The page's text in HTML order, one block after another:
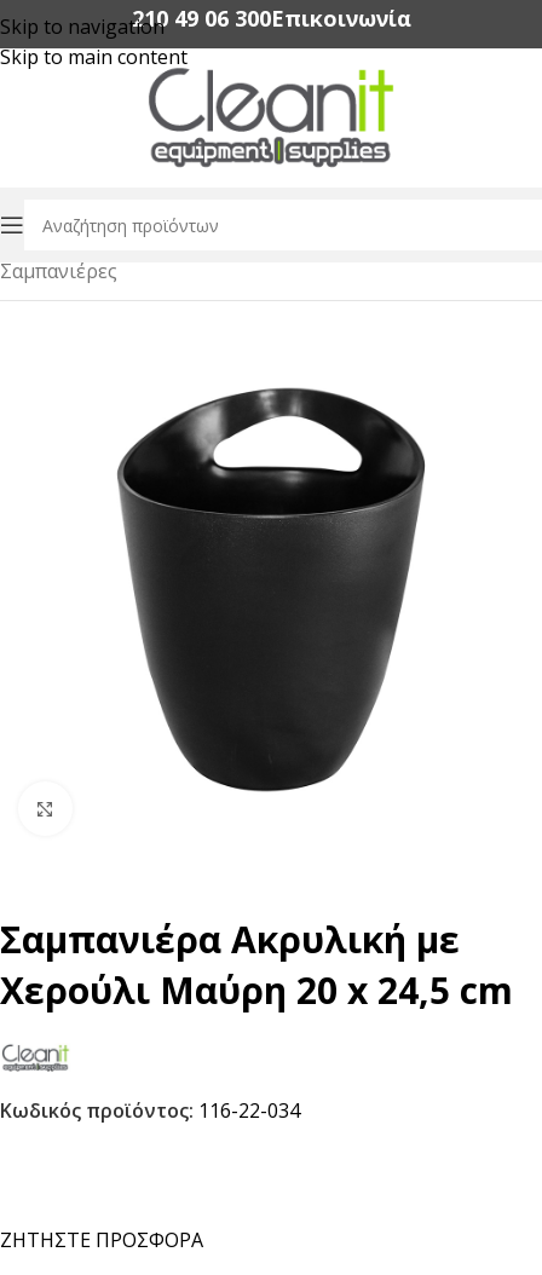
Skip to navigation
Skip to main content
210 49 06 300‬Επικοινωνία
Αρχική σελίδα/Εξοπλισμός Εστίασης
Σαμπανιέρες
Σαμπανιέρα Ακρυλική με
Χερούλι Μαύρη 20 x 24,5 cm
Κωδικός προϊόντος: 116-22-034
ΖΗΤΗΣΤΕ ΠΡΟΣΦΟΡΑ